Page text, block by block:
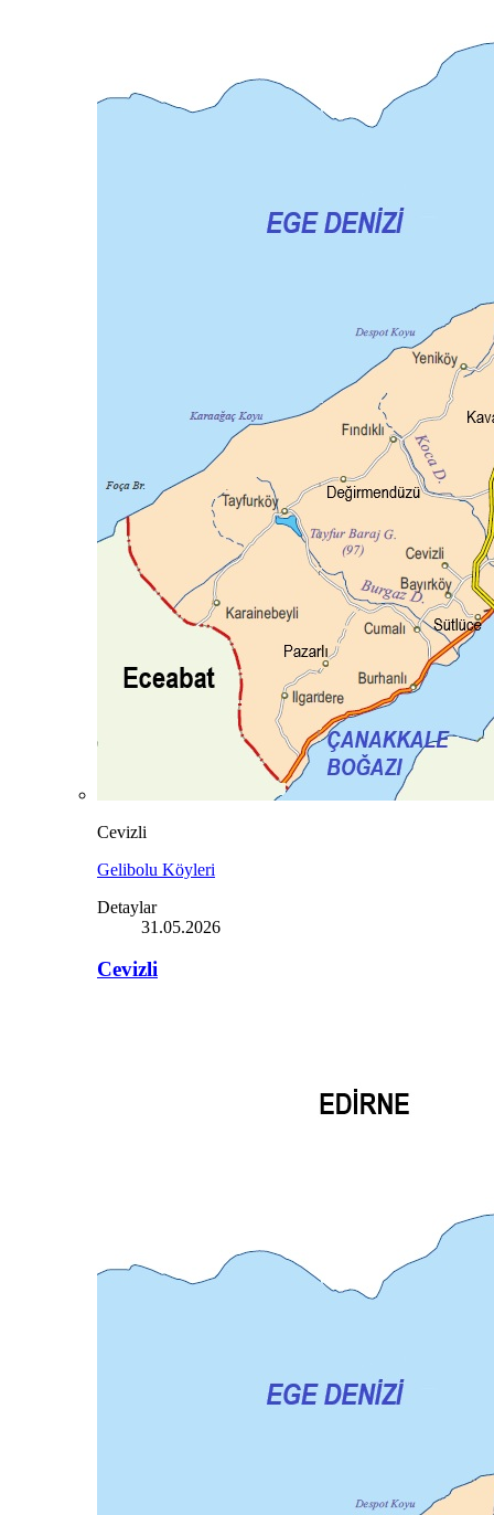
Cevizli
Gelibolu Köyleri
Detaylar
31.05.2026
Cevizli